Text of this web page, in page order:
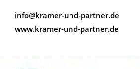
info@kramer-und-partner.de
www.kramer-und-partner.de